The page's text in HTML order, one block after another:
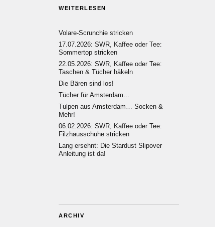
WEITERLESEN
Volare-Scrunchie stricken
17.07.2026: SWR, Kaffee oder Tee:
Sommertop stricken
22.05.2026: SWR, Kaffee oder Tee:
Taschen & Tücher häkeln
Die Bären sind los!
Tücher für Amsterdam…
Tulpen aus Amsterdam… Socken &
Mehr!
06.02.2026: SWR, Kaffee oder Tee:
Filzhausschuhe stricken
Lang ersehnt: Die Stardust Slipover
Anleitung ist da!
ARCHIV